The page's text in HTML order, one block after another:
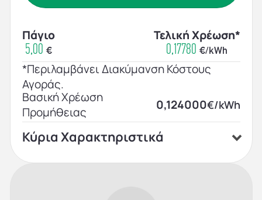
Πάγιο
5,00 €
Τελική Χρέωση*
0,17780 €/kWh
*Περιλαμβάνει Διακύμανση Κόστους
Αγοράς.
Βασική Χρέωση
Προμήθειας
0,124000€/kWh
Κύρια Χαρακτηριστικά
Επαγγελματικό πρόγραμμα